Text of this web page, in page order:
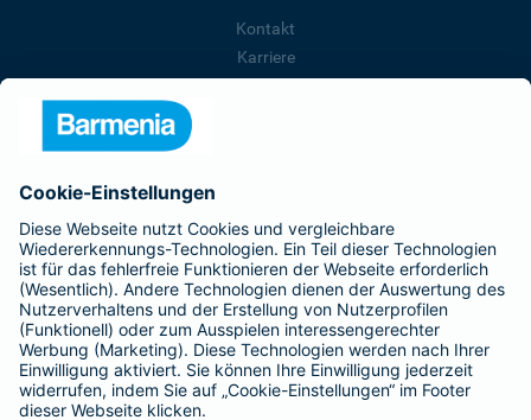
Kontakt
Karriere
Presse
Barmenia ist Teil der BarmeniaGothaer
BELIEBTE SEITEN
Kranken-Zusatzversicherung
Tierversicherungen
Haftpflichtversicherung
Hausratversicherung